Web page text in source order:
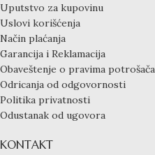
Uputstvo za kupovinu
Uslovi korišćenja
Način plaćanja
Garancija i Reklamacija
Obaveštenje o pravima potrošača
Odricanja od odgovornosti
Politika privatnosti
Odustanak od ugovora
KONTAKT